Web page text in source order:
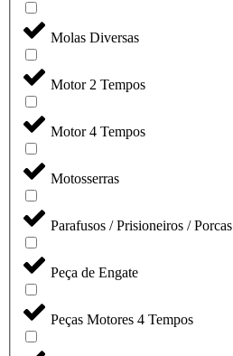
Molas Diversas
Motor 2 Tempos
Motor 4 Tempos
Motosserras
Parafusos / Prisioneiros / Porcas
Peça de Engate
Peças Motores 4 Tempos